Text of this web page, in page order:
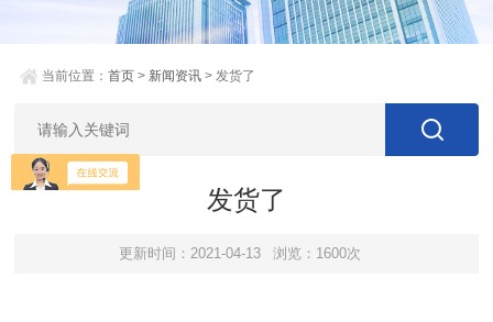
当前位置：首页 > 新闻资讯 > 发货了
发货了
更新时间：2021-04-13 浏览：1600次